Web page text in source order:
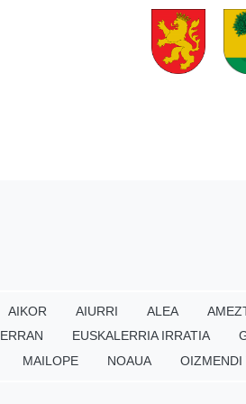
AIKOR AIURRI ALEA
ERRAN EUSKALERRIA IRRATIA
MAILOPE NOAUA OIZMENDI